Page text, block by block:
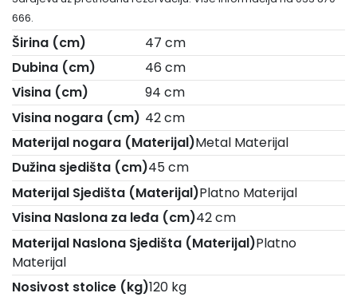
666.
Širina (cm)
47 cm
Dubina (cm)
46 cm
Visina (cm)
94 cm
Visina nogara (cm) 42 cm
Materijal nogara (Materijal)Metal Materijal
Dužina sjedišta (cm)45 cm
Materijal Sjedišta (Materijal)Platno Materijal
Visina Naslona za leđa (cm)42 cm
Materijal Naslona Sjedišta (Materijal)Platno
Materijal
Nosivost stolice (kg)120 kg